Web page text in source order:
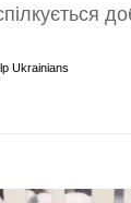
Ukrainians